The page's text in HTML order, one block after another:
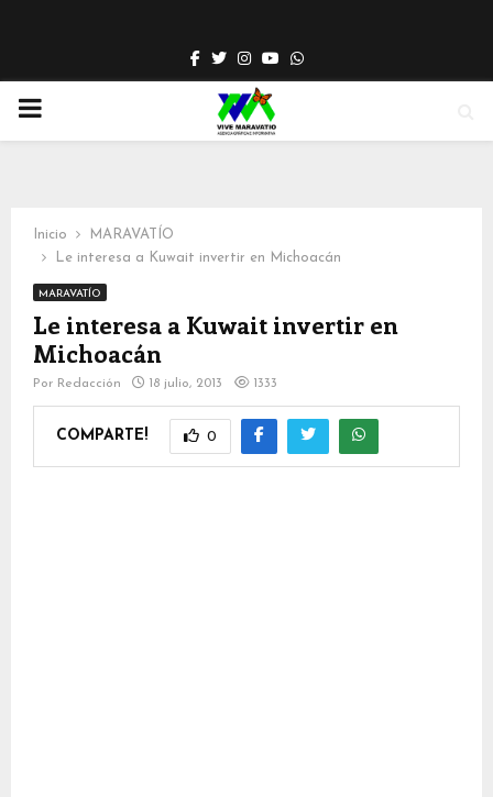
Facebook
TwitterInstagram
YoutubeWhatsapp
PRIMARY
Inicio
MARAVATÍO
Le interesa a Kuwait invertir en Michoacán
MARAVATÍO
Le interesa a Kuwait invertir en
Michoacán
Por Redacción 18 julio, 2013 1333
COMPARTE! 0